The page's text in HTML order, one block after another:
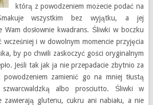
którą z powodzeniem możecie podać na
wszystkim bez wyjątku, a jej
Wam dosłownie kwadrans. Śliwki w boczku
wcześniej i w dowolnym momencie przyjęcia
by po chwili zaskoczyć gości oryginalnym
Jeśli tak jak ja nie przepadacie zbytnio za
powodzeniem zamienić go na mniej tłustą
szwarcwaldzką albo prosciutto. Śliwki w
zawierają glutenu, cukru ani nabiału, a nie